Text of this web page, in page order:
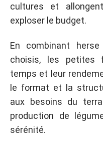
cultures et
exploser le budget.
En combinant
choisis, les petites
temps et leur
le format et la
aux besoins du
production de
sérénité.